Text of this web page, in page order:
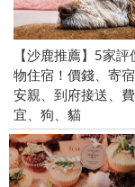
【沙鹿推薦】5家
物住宿！價錢、寄宿
安親、到府接送、
宜、狗、貓